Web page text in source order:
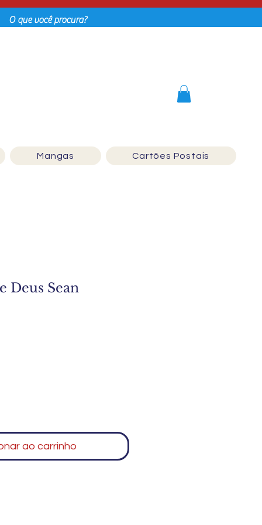
Mangas Cartões Postais
Deus Sean
ao carrinho